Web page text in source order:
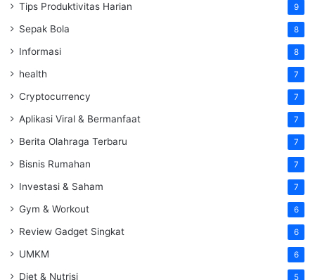
Tips Produktivitas Harian 9
Sepak Bola 8
Informasi 8
health 7
Cryptocurrency 7
Aplikasi Viral & Bermanfaat 7
Berita Olahraga Terbaru 7
Bisnis Rumahan 7
Investasi & Saham 7
Gym & Workout 6
Review Gadget Singkat 6
UMKM 6
Diet & Nutrisi 5